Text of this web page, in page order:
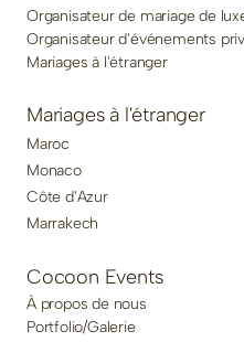
Organisateur de mariage de
Organisateur d'événements
Mariages à l'étranger
Mariages à l'étranger
Maroc
Monaco
Côte d'Azur
Marrakech
Cocoon Events
À propos de nous
Portfolio/Galerie